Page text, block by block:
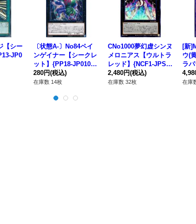
【シー
JP0
〔状態A-〕No84ペイ
ンゲイナー【シークレ
ット】{PP18-JP010}
《エクシーズ》
280円(税込)
在庫数 14枚
CNo1000夢幻虚シンヌ
メロニアス【ウルトラ
レッド】{NCF1-JPS0
1}《エクシーズ》
2,480円(税込)
在庫数 32枚
[新
ウ(
ラ
在庫